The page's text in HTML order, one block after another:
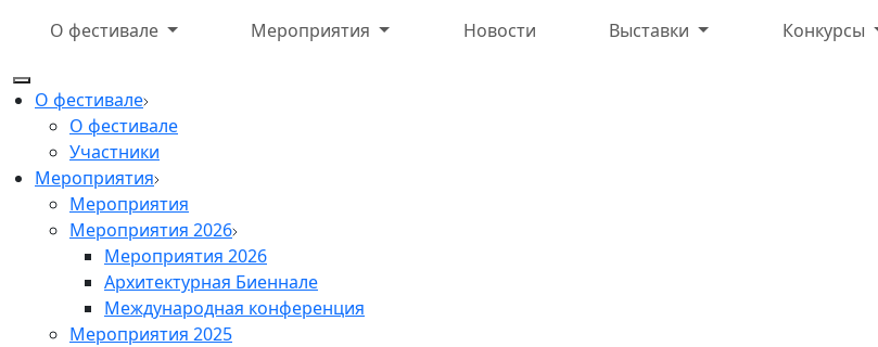
О фестивале Мероприятия Новости Выставки Конкурсы
О фестивале
О фестивале
Участники
Мероприятия
Мероприятия
Мероприятия 2026
Мероприятия 2026
Архитектурная Биеннале
Международная конференция
Мероприятия 2025